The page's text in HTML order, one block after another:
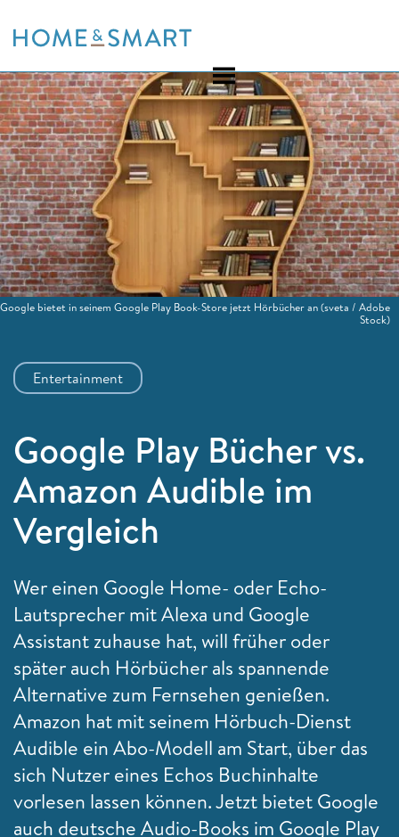
to
Entertainment
Google Play Bücher vs.
Amazon Audible im
Vergleich
Wer einen Google Home- oder Echo-
Lautsprecher mit Alexa und Google
Assistant zuhause hat, will früher oder
später auch Hörbücher als spannende
Alternative zum Fernsehen genießen.
Amazon hat mit seinem Hörbuch-Dienst
Audible ein Abo-Modell am Start, über das
sich Nutzer eines Echos Buchinhalte
vorlesen lassen können. Jetzt bietet Google
auch deutsche Audio-Books im Google Play
Google bietet in seinem Google Play Book-Store jetzt Hörbücher an(sveta / Adobe
Stock)